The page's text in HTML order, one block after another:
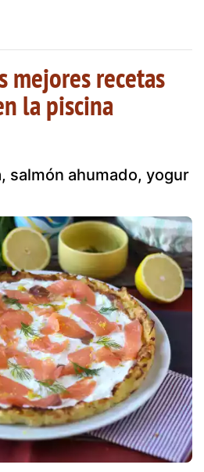
mejores recetas
la piscina
salmón ahumado, yogur